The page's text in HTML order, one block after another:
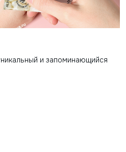
и запоминающийся